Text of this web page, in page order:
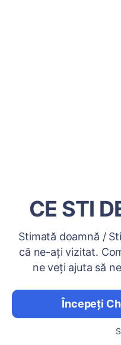
CE STI
Stimată doamnă /
că ne-ați vizitat.
ne veți ajuta să
Începeți